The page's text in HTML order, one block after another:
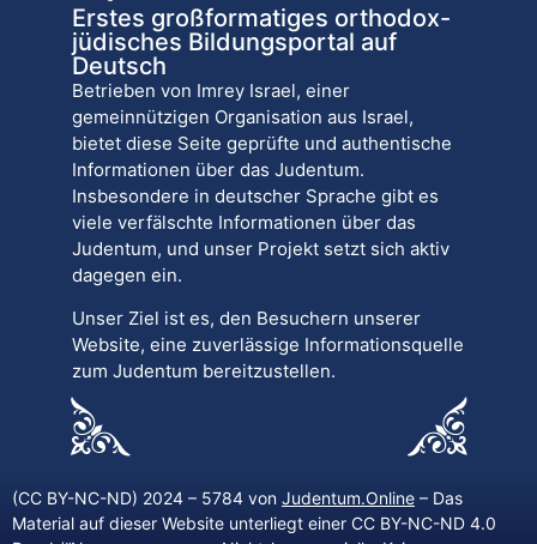
Erstes großformatiges orthodox-
jüdisches Bildungsportal auf
Deutsch
Betrieben von Imrey Israel, einer
gemeinnützigen Organisation aus Israel,
bietet diese Seite geprüfte und authentische
Informationen über das Judentum.
Insbesondere in deutscher Sprache gibt es
viele verfälschte Informationen über das
Judentum, und unser Projekt setzt sich aktiv
dagegen ein.
Unser Ziel ist es, den Besuchern unserer
Website, eine zuverlässige Informationsquelle
zum Judentum bereitzustellen.
(CC BY-NC-ND) 2024 – 5784 von Judentum.Online – Das
Material auf dieser Website unterliegt einer CC BY-NC-ND 4.0